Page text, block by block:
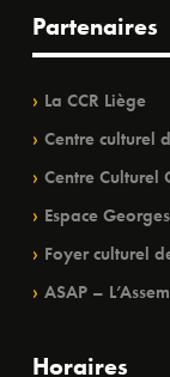
Partenaires
La CCR Liège
Centre culturel
Centre Culturel
Espace
Foyer culturel
ASAP –
Horaires